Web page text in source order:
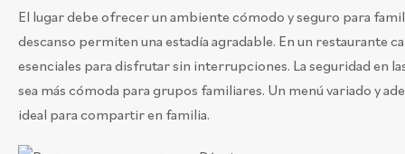
El lugar debe ofrecer un ambiente cómodo y seguro para
descanso permiten una estadía agradable. En un restaurante
esenciales para disfrutar sin interrupciones. La seguridad en
sea más cómoda para grupos familiares. Un menú variado y
ideal para compartir en familia.